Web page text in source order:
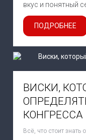
вкус и понятный
ПОДРОБНЕЕ
ВИСКИ,
КОНГРЕССА
Всё, что стоит знать